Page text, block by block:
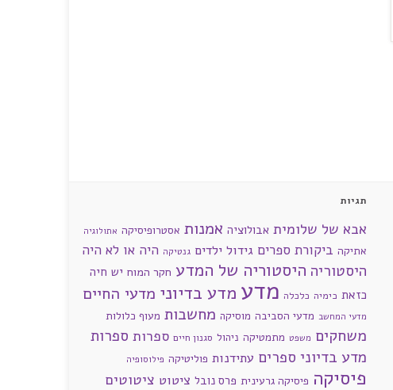
תגיות
אבא של שלומית אבולוציה אמנות אסטרופיסיקה אתולוגיה
אתיקה ביקורת ספרים גידול ילדים גנטיקה היה או לא היה
היסטוריה היסטוריה של המדע חקר המוח יש חיה
כזאת כימיה כלכלה מדע מדע בדיוני מדעי החיים
מדעי המחשב מדעי הסביבה מוסיקה מחשבות מעוף כלולות
משחקים משפט מתמטיקה ניהול סגנון חיים ספרות ספרות
מדע בדיוני ספרים עתידנות פוליטיקה פילוסופיה
פיסיקה פיסיקה גרעינית פרס נובל ציטוט ציטוטים